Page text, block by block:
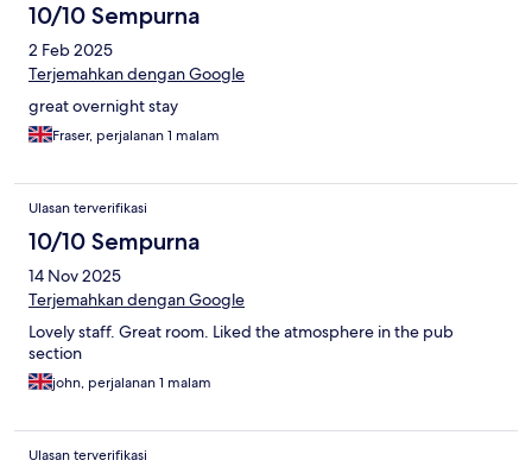
10/10 Sempurna
2 Feb 2025
Terjemahkan dengan Google
great overnight stay
Fraser, perjalanan 1 malam
Ulasan terverifikasi
10/10 Sempurna
14 Nov 2025
Terjemahkan dengan Google
Lovely staff. Great room. Liked the atmosphere in the pub
section
john, perjalanan 1 malam
Ulasan terverifikasi